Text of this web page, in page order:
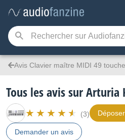
Avis Clavier maître MIDI 49
Tous les avis sur Arturia
(3)
Demander un avis